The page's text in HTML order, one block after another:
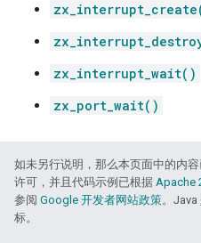
zx_interrupt_wait()
zx_port_wait()
如未另行说明，那么本页面中的内
许可，并且代码示例已根据 Apache
参阅 Google 开发者网站政策。Java
标。